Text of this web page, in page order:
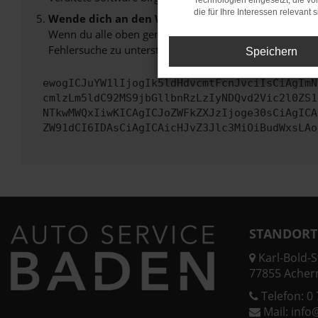
Wende dich an den Webseitenbetreiber.
Wenn du alle oben genannten Schritte versucht hast,
Fehlersuche zu unterstützen:
Karl-Bold-
77855
Telefon: 0
Mail:
die für Ihre Interessen relevant
Speichern